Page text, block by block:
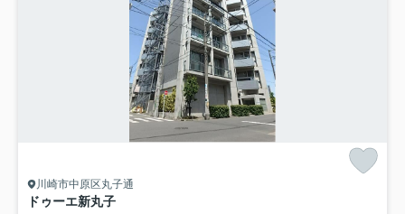
川崎市中原区丸子通
ドゥーエ新丸子